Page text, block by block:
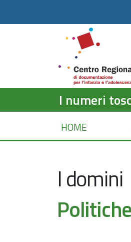
I numeri
HOME
I domini
Politiche